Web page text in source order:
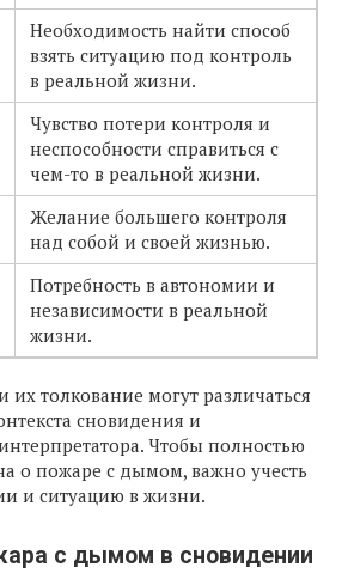
Необходимость найти способ
взять ситуацию под контроль
в реальной жизни.
Чувство потери контроля и
неспособности справиться с
чем-то в реальной жизни.
Желание большего контроля
над собой и своей жизнью.
Потребность в автономии и
независимости в реальной
жизни.
толкование могут различаться
сновидения и
Чтобы полностью
о пожаре с дымом, важно учесть
и ситуацию в жизни.
с дымом в сновидении